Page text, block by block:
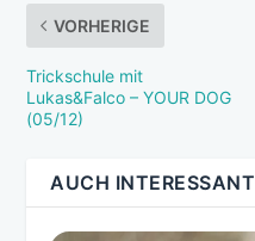
VORHERIGE
Trickschule mit
Lukas&Falco – YOUR DOG
(05/12)
AUCH INTERESSANT